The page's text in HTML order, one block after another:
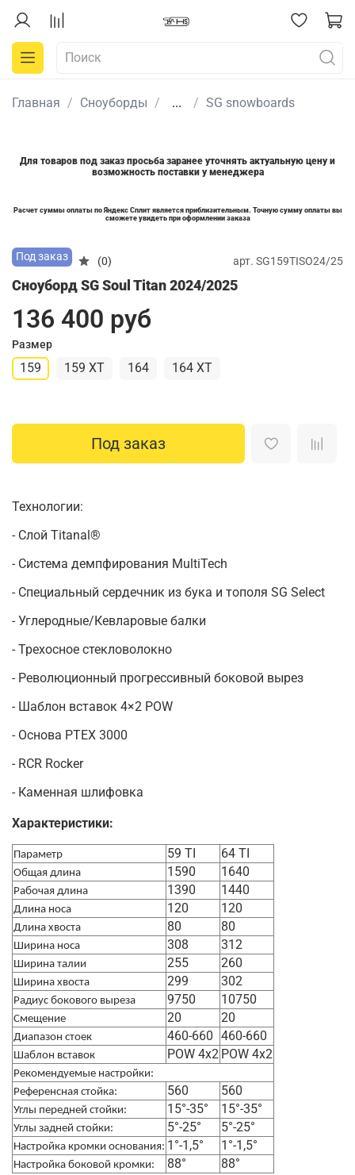
Главная Сноуборды ... SG snowboards
Для товаров под заказ просьба заранее уточнять актуальную цену и
возможность поставки у менеджера
Расчет суммы оплаты по Яндекс Сплит является приблизительным. Точную сумму оплаты вы
сможете увидеть при оформлении заказа
Под заказ (0) арт. SG159TISO24/25
Сноуборд SG Soul Titan 2024/2025
136 400 руб
Размер
159 159 XT 164 164 XT
Под заказ
Технологии:
- Слой Titanal®
- Система демпфирования MultiTech
- Специальный сердечник из бука и тополя SG Select
- Углеродные/Кевларовые балки
- Трехосное стекловолокно
- Революционный прогрессивный боковой вырез
- Шаблон вставок 4×2 POW
- Основа PTEX 3000
- RCR Rocker
- Каменная шлифовка
Характеристики:
Параметр 59 TI 64 TI
Общая длина 1590 1640
Рабочая длина 1390 1440
Длина носа 120 120
Длина хвоста 80 80
Ширина носа 308 312
Ширина талии 255 260
Ширина хвоста 299 302
Радиус бокового выреза 9750 10750
Смещение 20 20
Диапазон стоек 460-660 460-660
Шаблон вставок POW 4x2 POW 4x2
Рекомендуемые настройки:
Референсная стойка:
560 560
Углы передней стойки: 15°-35° 15°-35°
Углы задней стойки: 5°-25° 5°-25°
Настройка кромки основания: 1°-1,5° 1°-1,5°
Настройка боковой кромки: 88° 88°